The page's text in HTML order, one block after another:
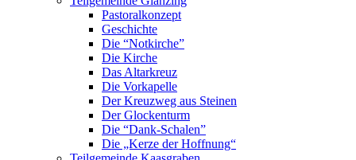
Pastoralkonzept
Geschichte
Die “Notkirche”
Die Kirche
Das Altarkreuz
Die Vorkapelle
Der Kreuzweg aus Steinen
Der Glockenturm
Die “Dank-Schalen”
Die „Kerze der Hoffnung“